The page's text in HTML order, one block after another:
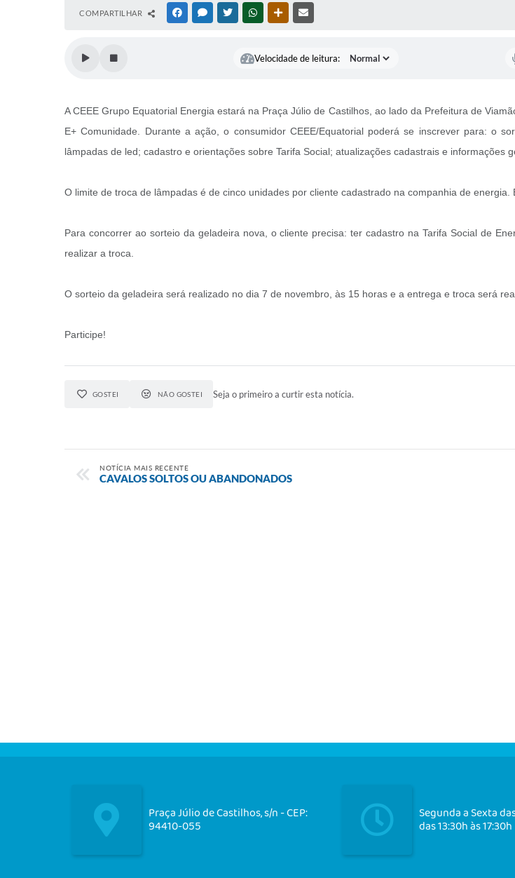
COMPARTILHAR FACEBOOKMESSENGER
TWITTERWHATSAPPOUTRAS MÍDIAS
Velocidade de leitura:
A CEEE Grupo Equatorial Energia estará na Praça Júlio de Castilhos, ao lado da Prefeitura de
E+ Comunidade. Durante a ação, o consumidor CEEE/Equatorial poderá se inscrever para: o
lâmpadas de led; cadastro e orientações sobre Tarifa Social; atualizações cadastrais e informações
O limite de troca de lâmpadas é de cinco unidades por cliente cadastrado na companhia de
Para concorrer ao sorteio da geladeira nova, o cliente precisa: ter cadastro na Tarifa Social de
realizar a troca.
O sorteio da geladeira será realizado no dia 7 de novembro, às 15 horas e a entrega e troca será
Participe!
GOSTEI NÃO GOSTEI Seja o primeiro a curtir esta notícia.
NOTÍCIA MAIS RECENTE
CAVALOS SOLTOS OU ABANDONADOS
Praça Júlio de Castilhos, s/n - CEP:
94410-055
Segunda a Sexta
das 13:30h às 17:30h